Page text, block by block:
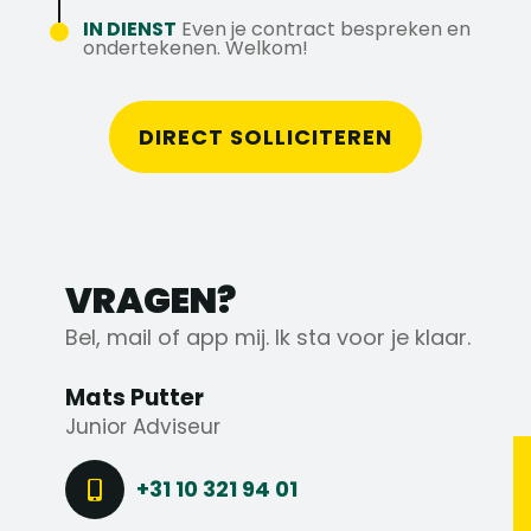
wij graag met je in contact.
of 06-14725008, of stuur je cv naar
m.putter@axstechniek.nl
IN DIENST Even je contract bespreken en
ondertekenen. Welkom!
DIRECT SOLLICITEREN
VRAGEN?
Bel, mail of app mij. Ik sta voor je klaar.
Mats Putter
Junior Adviseur
+31 10 321 94 01